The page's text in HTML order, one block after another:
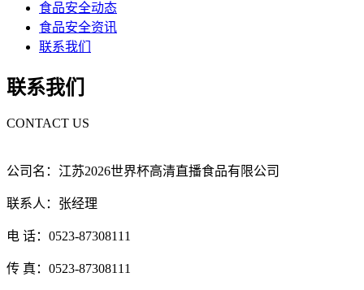
食品安全动态
食品安全资讯
联系我们
联系我们
CONTACT US
公司名：江苏2026世界杯高清直播食品有限公司
联系人：张经理
电 话：0523-87308111
传 真：0523-87308111